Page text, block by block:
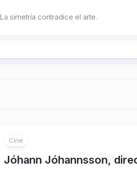
La simetría contradice el arte.
Cine
Jóhann Jóhannsson,